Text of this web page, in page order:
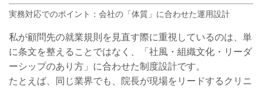
実務対応でのポイント：会社の「体質」に合わせた運用設計
私が顧問先の就業規則を見直す際に重視しているのは、単
に条文を整えることではなく、「社風・組織文化・リーダ
ーシップのあり方」に合わせた制度設計です。
たとえば、同じ業界でも、院長が現場をリードするクリニ